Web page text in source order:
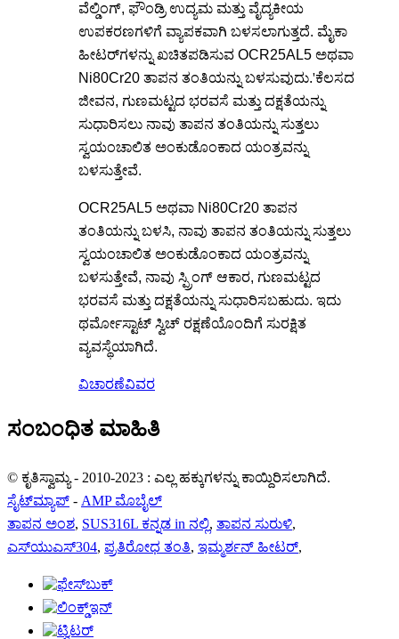
ವೆಲ್ಡಿಂಗ್, ಫೌಂಡ್ರಿ ಉದ್ಯಮ ಮತ್ತು ವೈದ್ಯಕೀಯ
ಉಪಕರಣಗಳಿಗೆ ವ್ಯಾಪಕವಾಗಿ ಬಳಸಲಾಗುತ್ತದೆ. ಮೈಕಾ
ಹೀಟರ್‌ಗಳನ್ನು ಖಚಿತಪಡಿಸುವ OCR25AL5 ಅಥವಾ
Ni80Cr20 ತಾಪನ ತಂತಿಯನ್ನು ಬಳಸುವುದು.'ಕೆಲಸದ
ಜೀವನ, ಗುಣಮಟ್ಟದ ಭರವಸೆ ಮತ್ತು ದಕ್ಷತೆಯನ್ನು
ಸುಧಾರಿಸಲು ನಾವು ತಾಪನ ತಂತಿಯನ್ನು ಸುತ್ತಲು
ಸ್ವಯಂಚಾಲಿತ ಅಂಕುಡೊಂಕಾದ ಯಂತ್ರವನ್ನು
ಬಳಸುತ್ತೇವೆ.
OCR25AL5 ಅಥವಾ Ni80Cr20 ತಾಪನ
ತಂತಿಯನ್ನು ಬಳಸಿ, ನಾವು ತಾಪನ ತಂತಿಯನ್ನು ಸುತ್ತಲು
ಸ್ವಯಂಚಾಲಿತ ಅಂಕುಡೊಂಕಾದ ಯಂತ್ರವನ್ನು
ಬಳಸುತ್ತೇವೆ, ನಾವು ಸ್ಪ್ರಿಂಗ್ ಆಕಾರ, ಗುಣಮಟ್ಟದ
ಭರವಸೆ ಮತ್ತು ದಕ್ಷತೆಯನ್ನು ಸುಧಾರಿಸಬಹುದು. ಇದು
ಥರ್ಮೋಸ್ಟಾಟ್ ಸ್ವಿಚ್ ರಕ್ಷಣೆಯೊಂದಿಗೆ ಸುರಕ್ಷಿತ
ವ್ಯವಸ್ಥೆಯಾಗಿದೆ.
ವಿಚಾರಣೆವಿವರ
ಸಂಬಂಧಿತ ಮಾಹಿತಿ
© ಕೃತಿಸ್ವಾಮ್ಯ - 2010-2023 : ಎಲ್ಲ ಹಕ್ಕುಗಳನ್ನು ಕಾಯ್ದಿರಿಸಲಾಗಿದೆ.
ಸೈಟ್‌ಮ್ಯಾಪ್ - AMP ಮೊಬೈಲ್
ತಾಪನ ಅಂಶ, SUS316L ಕನ್ನಡ in ನಲ್ಲಿ, ತಾಪನ ಸುರುಳಿ,
ಎಸ್‌ಯುಎಸ್304, ಪ್ರತಿರೋಧ ತಂತಿ, ಇಮ್ಮರ್ಶನ್ ಹೀಟರ್,